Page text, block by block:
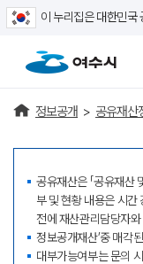
이 누리집은 대한민국
정보공개 > 공유재산
공유재산은 「공유재산
부 및 현황 내용은 시간
전에 재산관리담당자
정보공개재산’중 매각
대부가능여부는 문의